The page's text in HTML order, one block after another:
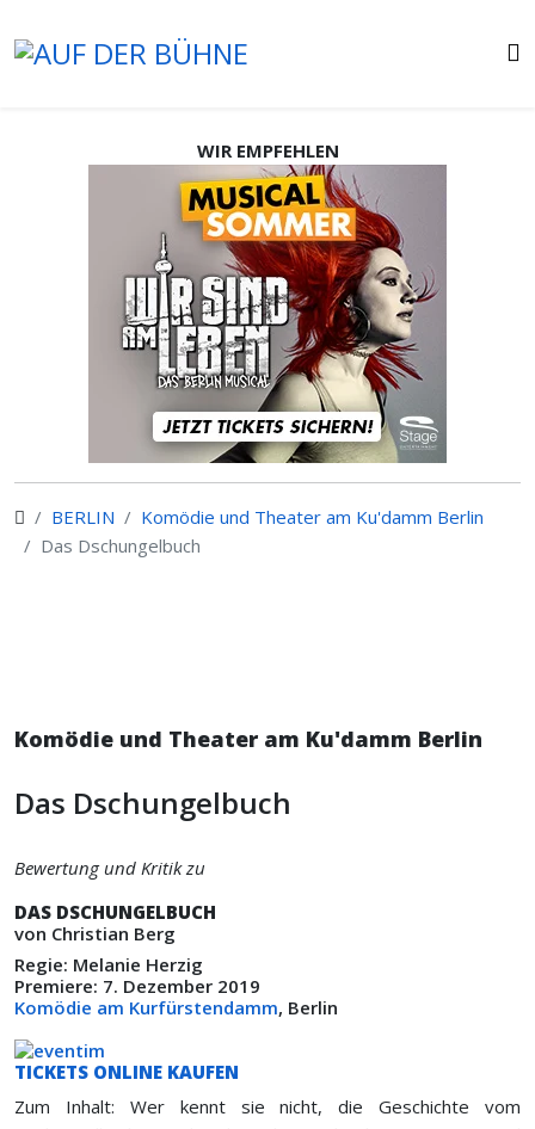
WIR EMPFEHLEN
BERLIN
Komödie und Theater am Ku'damm Berlin
Das Dschungelbuch
Komödie und Theater am Ku'damm Berlin
Das Dschungelbuch
Bewertung und Kritik zu
DAS DSCHUNGELBUCH
von Christian Berg
Regie: Melanie Herzig
Premiere: 7. Dezember 2019
Komödie am Kurfürstendamm, Berlin
TICKETS ONLINE KAUFEN
Zum Inhalt: Wer kennt sie nicht, die Geschichte vom